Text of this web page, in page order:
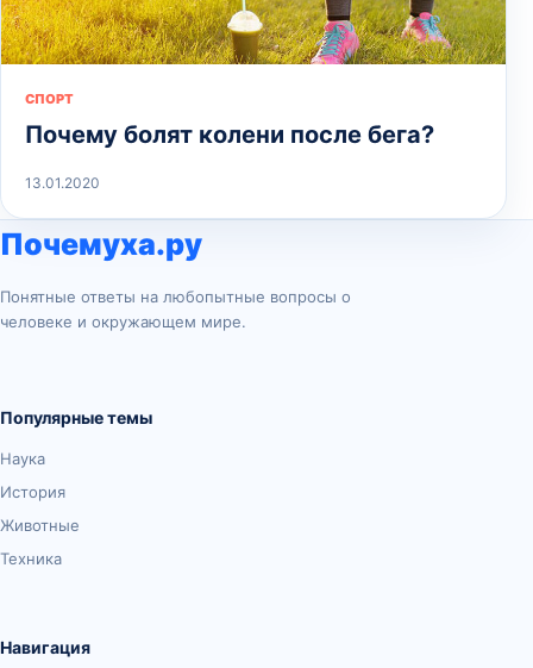
СПОРТ
Почему болят колени после бега?
13.01.2020
Почемуха.ру
Понятные ответы на любопытные вопросы о
человеке и окружающем мире.
Популярные темы
Наука
История
Животные
Техника
Навигация